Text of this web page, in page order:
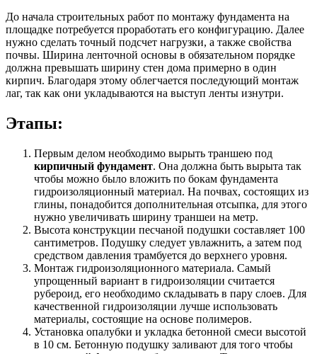
До начала строительных работ по монтажу фундамента на
площадке потребуется проработать его конфигурацию. Далее
нужно сделать точный подсчет нагрузки, а также свойства
почвы. Ширина ленточной основы в обязательном порядке
должна превышать ширину стен дома примерно в один
кирпич. Благодаря этому облегчается последующий монтаж
лаг, так как они укладываются на выступ ленты изнутри.
Этапы:
Первым делом необходимо вырыть траншею под
кирпичный фундамент. Она должна быть вырыта так
чтобы можно было вложить по бокам фундамента
гидроизоляционный материал. На почвах, состоящих из
глины, понадобится дополнительная отсыпка, для этого
нужно увеличивать ширину траншеи на метр.
Высота конструкции песчаной подушки составляет 100
сантиметров. Подушку следует увлажнить, а затем под
средством давления трамбуется до верхнего уровня.
Монтаж гидроизоляционного материала. Самый
упрощенный вариант в гидроизоляции считается
рубероид, его необходимо складывать в пару слоев. Для
качественной гидроизоляции лучше использовать
материалы, состоящие на основе полимеров.
Установка опалубки и укладка бетонной смеси высотой
в 10 см. Бетонную подушку заливают для того чтобы